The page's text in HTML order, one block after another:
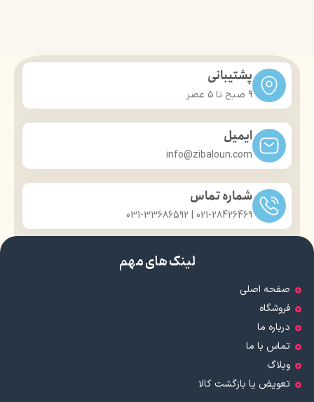
پشتیبانی
9 صبح تا ۵ عصر
ایمیل
info@zibaloun.com
شماره تماس
021-28426469 | 031-33686592
لینک های مهم
صفحه اصلی
فروشگاه
درباره ما
تماس با ما
وبلاگ
تعویض یا بازگشت کالا